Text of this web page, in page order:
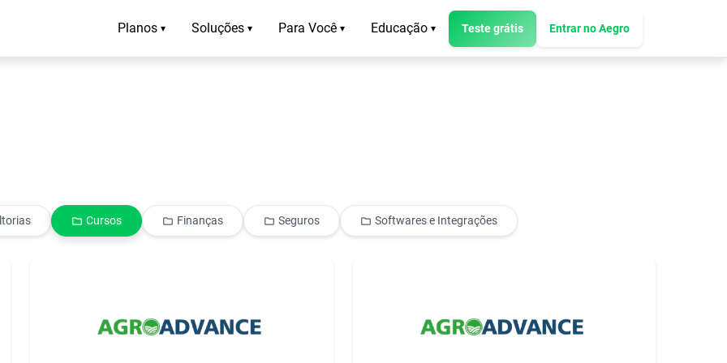
Planos ▾ Soluções ▾ Para Você ▾ Educação ▾ Teste grátis Entrar no Aegro
folder Cursos folder Finanças folder Seguros folder Softwares e Integrações